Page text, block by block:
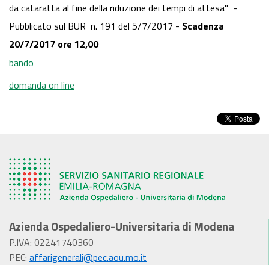
da cataratta al fine della riduzione dei tempi di attesa" -
Pubblicato sul BUR n. 191 del 5/7/2017 - Scadenza
20/7/2017 ore 12,00
bando
domanda on line
Azienda Ospedaliero-Universitaria di Modena
P.IVA: 02241740360
PEC: affarigenerali@pec.aou.mo.it